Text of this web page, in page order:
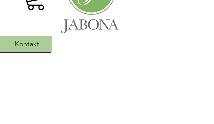
Kontakt